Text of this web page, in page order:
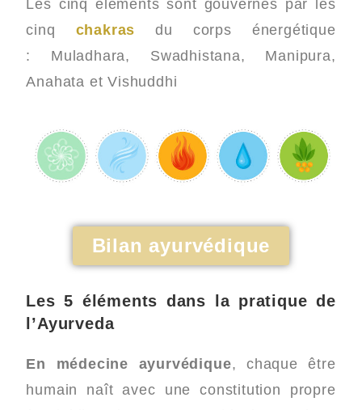
Les cinq éléments sont gouvernés par les
cinq chakras du corps énergétique
: Muladhara, Swadhistana, Manipura,
Anahata et Vishuddhi
Bilan ayurvédique
Les 5 éléments dans la pratique de
l’Ayurveda
En médecine ayurvédique, chaque être
humain naît avec une constitution propre